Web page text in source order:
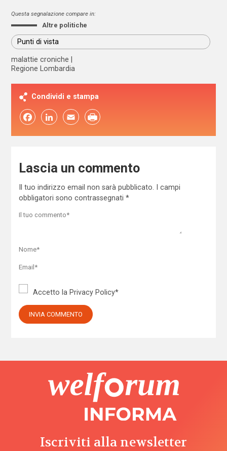
Questa segnalazione compare in:
Altre politiche
Punti di vista
malattie croniche
Regione Lombardia
Condividi e stampa
FacebookLinkedIn Email
Lascia un commento
Il tuo indirizzo email non sarà pubblicato.
I campi
obbligatori sono contrassegnati *
Accetto la Privacy Policy*
Iscriviti alla newsletter